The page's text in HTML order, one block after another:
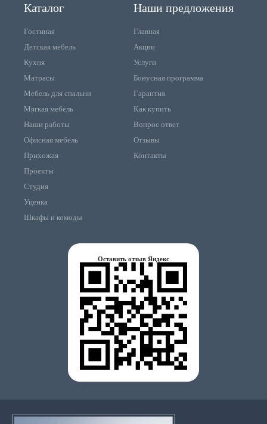
Каталог
Гостиная
Детская мебель
Кухня
Матрасы
Мебель для спальни
Мягкая мебель
Наши работы
Офисная мебель
Прихожая
Проекты
Студия
Уценка
Шкафы и комоды
Наши предложения
Главная
Акции
Услуги
Бонусная программа
Гарантия
Как купить
Вопрос ответ
Отзывы
Контакты
Оставить отзыв Яндекс